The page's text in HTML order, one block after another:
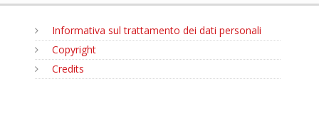
Informativa sul trattamento dei dati personali
Copyright
Credits